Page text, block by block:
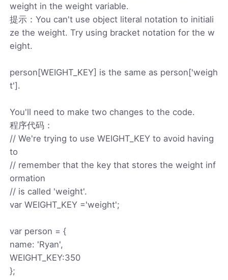
weight in the weight variable.
提示：You can't use object literal notation to initiali
ze the weight. Try using bracket notation for the w
eight.
person[WEIGHT_KEY] is the same as person['weigh
t'].
You'll need to make two changes to the code.
程序代码：
// We're trying to use WEIGHT_KEY to avoid having
to
// remember that the key that stores the weight inf
ormation
// is called 'weight'.
var WEIGHT_KEY ='weight';
var person = {
name: 'Ryan',
WEIGHT_KEY:350
};